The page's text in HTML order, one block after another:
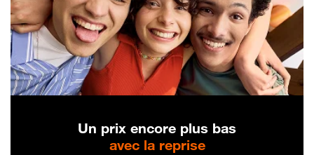
Un prix encore plus bas
avec la reprise